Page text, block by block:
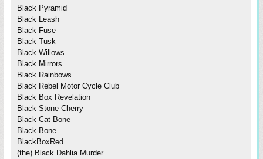
Black Pyramid
Black Leash
Black Fuse
Black Tusk
Black Willows
Black Mirrors
Black Rainbows
Black Rebel Motor Cycle Club
Black Box Revelation
Black Stone Cherry
Black Cat Bone
Black-Bone
BlackBoxRed
(the) Black Dahlia Murder